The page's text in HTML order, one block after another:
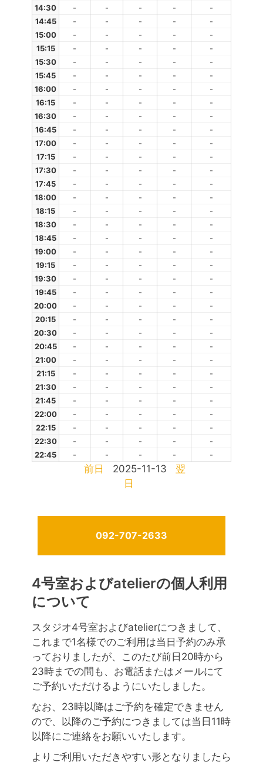
14:30
- - - -
-
14:45
- - - -
-
15:00
- - - -
-
15:15
- - - -
-
15:30
- - - -
-
15:45
- - - -
-
16:00
- - - -
-
16:15
- - - -
-
16:30
- - - -
-
16:45
- - - -
-
17:00
- - - -
-
17:15
- - - -
-
17:30
- - - -
-
17:45
- - - -
-
18:00
- - - -
-
18:15
- - - -
-
18:30
- - - -
-
18:45
- - - -
-
19:00
- - - -
-
19:15
- - - -
-
19:30
- - - -
-
19:45
- - - -
-
20:00
- - - -
-
20:15
- - - -
-
20:30
- - - -
-
20:45
- - - -
-
21:00
- - - -
-
21:15
- - - -
-
21:30
- - - -
-
21:45
- - - -
-
22:00
- - - -
-
22:15
- - - -
-
22:30
- - - -
-
22:45
- - - - -
前日 2025-11-13
翌
日
092-707-2633
4号室およびatelierの個人利用
について
スタジオ4号室およびatelierにつきまして、
これまで1名様でのご利用は当日予約のみ承
っておりましたが、このたび前日20時から
23時までの間も、お電話またはメールにて
ご予約いただけるようにいたしました。
なお、23時以降はご予約を確定できません
ので、以降のご予約につきましては当日11時
以降にご連絡をお願いいたします。
よりご利用いただきやすい形となりましたら